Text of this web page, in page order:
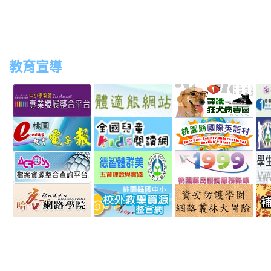
教育宣導
to
http://teachernet.moe.edu.tw/MAIN/index.aspx
to
https://airtw.epa.gov.tw/
link
to
http://
link
to
link
to
http://163.30.192.132/ http://read.moe.edu.tw/
schno=000000
link
to
link
http://across.archives.gov.tw/
link
http://
link
to
link
to
link
to
link
to